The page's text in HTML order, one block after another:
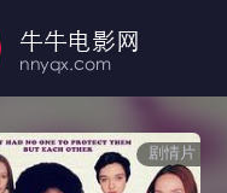
剧情片